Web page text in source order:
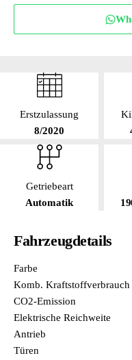
Erstzulassung
8/2020
Getriebeart
Automatik
Fahrzeugdetails
Farbe
Komb. Kraftstoffverbrauch
CO2-Emission
Elektrische Reichweite
Antrieb
Türen